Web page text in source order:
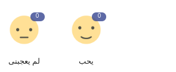
0
يحب
0
لم يعجبنى